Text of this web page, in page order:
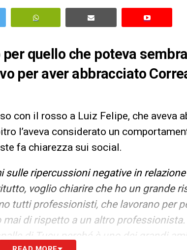
quello che poteva
per aver abbracciato
con il rosso a Luiz Felipe, che aveva
l’aveva considerato un
fa chiarezza sui social.
sulle ripercussioni negative in
voglio chiarire che ho un grande
tutti professionisti, che lavorano per
di rispetto a un altro
di Tucu perché è uno dei grandi